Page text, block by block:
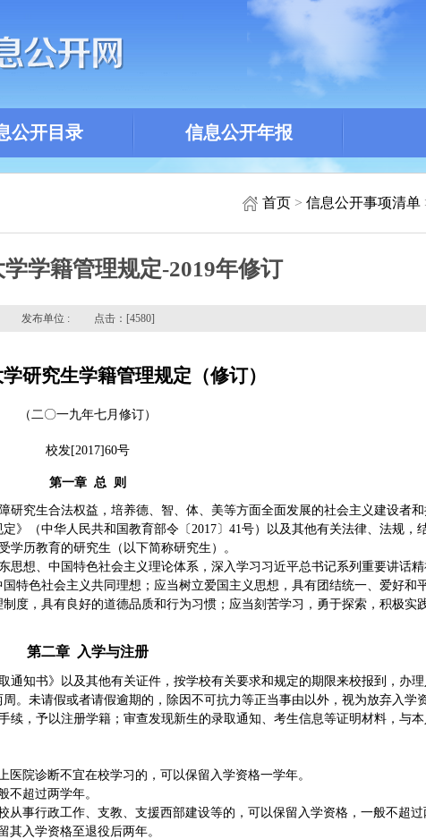
公开目录 信息公开年报
首页> 信息公开事项清单
学籍管理规定-2019年修订
发布单位 : 点击：[4580]
研究生学籍管理规定（修订）
（二〇一九年七月修订）
校发[2017]60号
第一章 总 则
究生合法权益，培养德、智、体、美等方面全面发展的社会主义建设者
》（中华人民共和国教育部令〔 2017〕 41号）以及其他有关法律、法规，
历教育的研究生（以下简称研究生）。
想、中国特色社会主义理论体系，深入学习习近平总书记系列重要讲话
特色社会主义共同理想；应当树立爱国主义思想，具有团结统一、爱好和
度，具有良好的道德品质和行为习惯；应当刻苦学习，勇于探索，积极实
第二章 入学与注册
知书》以及其他有关证件，按学校有关要求和规定的期限来校报到，办
。未请假或者请假逾期的，除因不可抗力等正当事由以外，视为放弃入学资
，予以注册学籍；审查发现新生的录取通知、考生信息等证明材料，与
院诊断不宜在校学习的，可以保留入学资格一学年。
不超过两学年。
事行政工作、支教、支援西部建设等的，可以保留入学资格，一般不超过
入学资格至退役后两年。